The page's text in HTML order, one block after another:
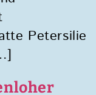
Petersilie